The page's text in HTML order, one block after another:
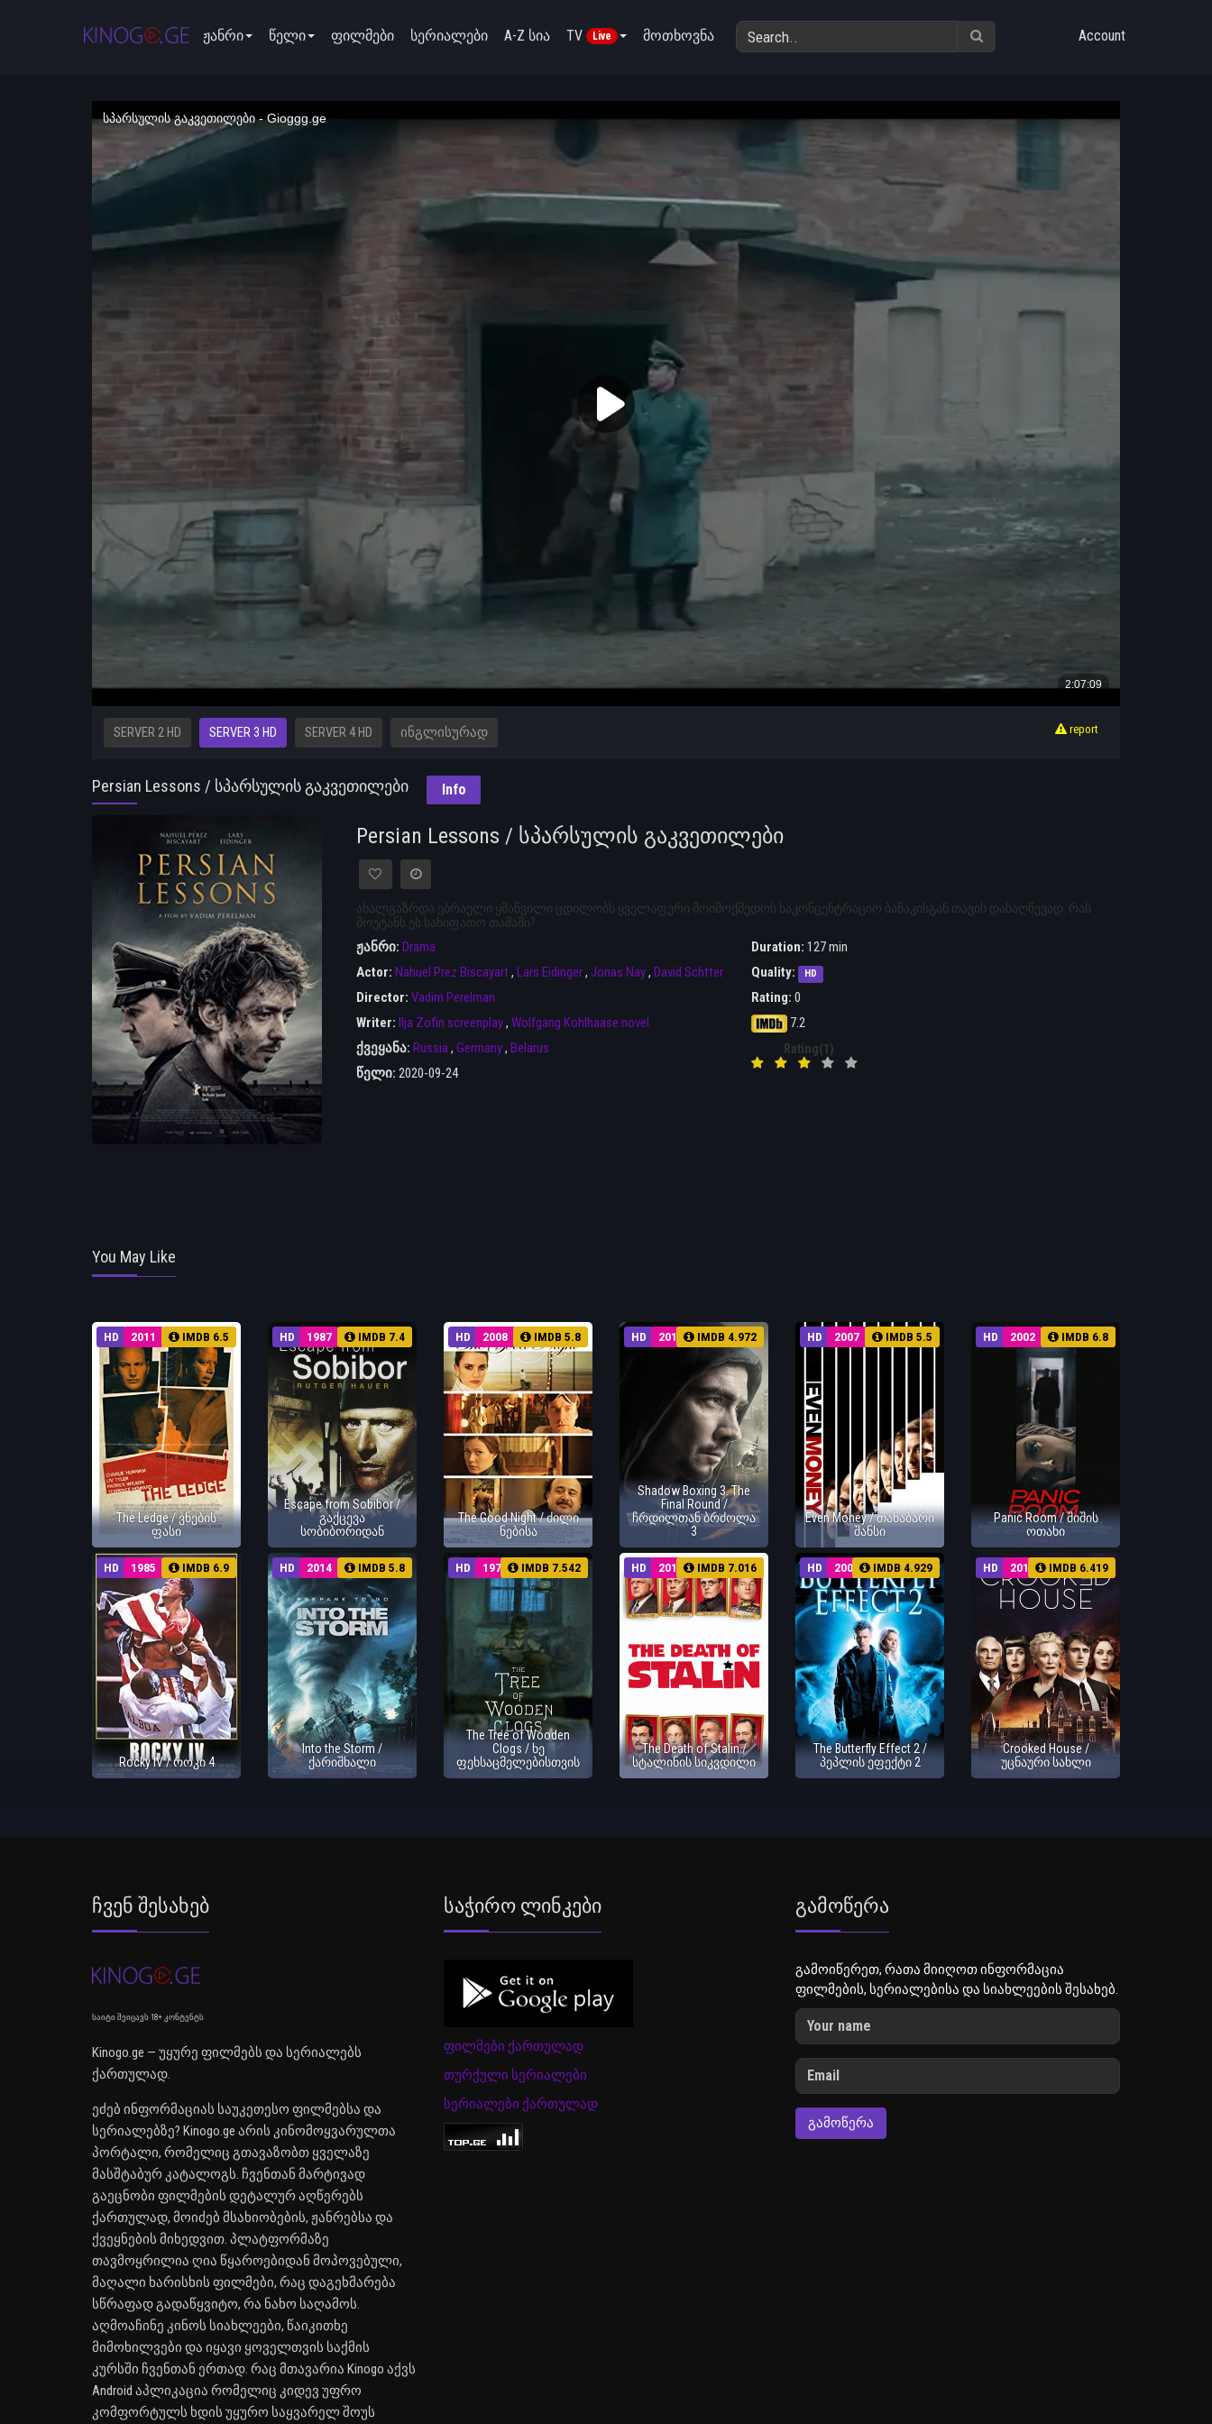
ჟანრი წელი ფილმები სერიალები A-Z სია TV Live მოთხოვნა Account
SERVER 2 HD SERVER 3 HD SERVER 4 HD ᲘᲜᲒᲚᲘᲡᲣᲠᲐᲓ report
Persian Lessons / სპარსულის გაკვეთილები Info
Persian Lessons / სპარსულის გაკვეთილები
ახალგაზრდა ებრაელი ყმაწვილი ცდილობს ყველაფერი მოიმოქმედოს საკონცენტრაციო ბანაკისგან თავის დასაღწევად. რას
მოუტანს ეს სახიფათო თამაში?
ჟანრი: Drama
Actor: Nahuel Prez Biscayart, Lars Eidinger, Jonas Nay, David Schtter
Director: Vadim Perelman
Writer: Ilja Zofin screenplay, Wolfgang Kohlhaase novel
ქვეყანა: Russia, Germany, Belarus
წელი: 2020-09-24
Duration: 127 min
Quality:
HD
Rating: 0
7.2
Rating(1)
You May Like
HD 2011 IMDB 6.5
The Ledge / ვნების
ფასი
HD 1987 IMDB 7.4
Escape from Sobibor /
გაქცევა
სობიბორიდან
HD 2008 IMDB 5.8
The Good Night / ძილი
ნებისა
HD 2011 IMDB 4.972
Shadow Boxing 3. The
Final Round /
ჩრდილთან ბრძოლა
3
HD 2007 IMDB 5.5
Even Money / თანაბარი
შანსი
HD 2002 IMDB 6.8
Panic Room / შიშის
ოთახი
HD 1985 IMDB 6.9
Rocky IV / როკი 4
HD 2014 IMDB 5.8
Into the Storm /
ქარიშხალი
HD 1978 IMDB 7.542
The Tree of Wooden
Clogs / ხე
ფეხსაცმელებისთვის
HD 2017 IMDB 7.016
The Death of Stalin /
სტალინის სიკვდილი
HD 2006 IMDB 4.929
The Butterfly Effect 2 /
პეპლის ეფექტი 2
HD 2017 IMDB 6.419
Crooked House /
უცნაური სახლი
Ჩვენ Შესახებ
საიტი შეიცავს 18+ კონტენტს
Kinogo.ge — უყურე ფილმებს და სერიალებს
ქართულად.
ეძებ ინფორმაციას საუკეთესო ფილმებსა და
სერიალებზე? Kinogo.ge არის კინომოყვარულთა
პორტალი, რომელიც გთავაზობთ ყველაზე
მასშტაბურ კატალოგს. ჩვენთან მარტივად
გაეცნობი ფილმების დეტალურ აღწერებს
ქართულად, მოიძებ მსახიობების, ჟანრებსა და
ქვეყნების მიხედვით. პლატფორმაზე
თავმოყრილია ღია წყაროებიდან მოპოვებული,
მაღალი ხარისხის ფილმები, რაც დაგეხმარება
სწრაფად გადაწყვიტო, რა ნახო საღამოს.
აღმოაჩინე კინოს სიახლეები, წაიკითხე
მიმოხილვები და იყავი ყოველთვის საქმის
კურსში ჩვენთან ერთად. რაც მთავარია Kinogo აქვს
Android აპლიკაცია რომელიც კიდევ უფრო
კომფორტულს ხდის უყურო საყვარელ შოუს
Საჭირო Ლინკები
ფილმები ქართულად
თურქული სერიალები
სერიალები ქართულად
Გამოწერა
გამოიწერეთ, რათა მიიღოთ ინფორმაცია
ფილმების, სერიალებისა და სიახლეების შესახებ.
ᲒᲐᲛᲝᲬᲔᲠᲐ